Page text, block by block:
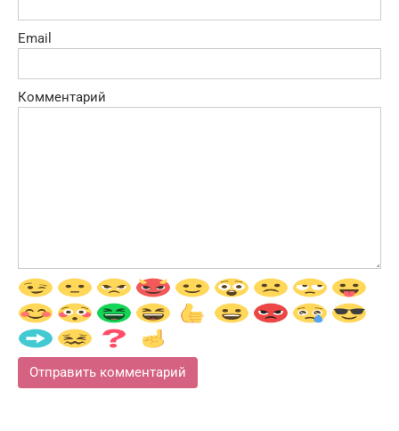
Email
Комментарий